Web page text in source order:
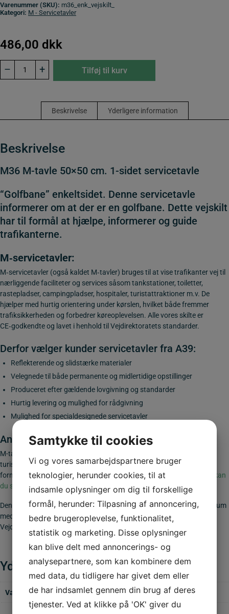
Varenummer (SKU): m36_enk_vejskilt_
Kategori: M - Servicetavler
486,00 dkk
–
M36
M-
tavle
+ Tilføj til kurv
Beskrivelse Yderligere information
Beskrivelse
M36 M-tavle 50×50 cm. 1-sidet servicetavle
“Golfbane” enkeltsidet. Denne servicetavle
informerer om at der er en golfbane. Dette vejskilt
har til formål at hjælpe, informerer og guide
trafikanterne.
M‑servicetavler:
M‑servicetavler (også kaldet M‑tavler) bruges til at vise trafikanter vej til
nærliggende faciliteter og services såsom tankstationer, toiletter,
rastepladser, campingpladser, hospitaler, turistattraktioner m.v. De
hjælper med hurtig orientering under kørslen, hvilket både fremmer
trafiksikkerheden og forbedrer køreoplevelsen. Alle vores skilte er
CE‑godkendte og lavet i henhold til Vejdirektoratets standarder.
Derfor vælger kunder servicetavler fra A39:
Reflekterende og slidstærke materialer
Velegnede til både permanente og midlertidige opstillinger
Produceret efter gældende lovgivning og standarder
Hurtig levering og mulighed for rådgivning
Mulighed for specialdesignede servicetavler
Anvendelse af M-tavler
M-tavler er især relevante ved motorveje, landeveje, rastepladser,
turistområder, bygrænser og naturområder, hvor de hjælper med at
formidle vigtig service information til både lokale og besøgende.
Her kan
du se listen med samtlige godkendte servicetavler.
Denne M-tavle 50×50 cm. er udført i 2 mm søvandsbestandig aluminium
med CE-mærket reflekstype 3. Opfylder gældende krav fra
Vejdirektoratet. Se opsætningsudstyr
Yderligere information
Vægt 1,500 kg
Samtykke til cookies
Vi og vores samarbejdspartnere bruger
teknologier, herunder cookies, til at
indsamle oplysninger om dig til forskellige
formål, herunder: Tilpasning af annoncering,
bedre brugeroplevelse, funktionalitet,
statistik og marketing. Disse oplysninger
kan blive delt med annoncerings- og
analysepartnere, som kan kombinere dem
med data, du tidligere har givet dem eller
de har indsamlet gennem din brug af deres
tjenester. Ved at klikke på 'OK' giver du